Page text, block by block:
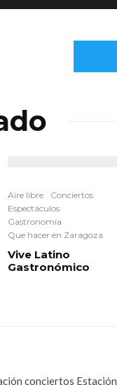
Aire libre
Conciertos
Espectáculos
Gastronomía
Que hacer en Zaragoza
Vive Latino
Gastronómico
conciertos Estación